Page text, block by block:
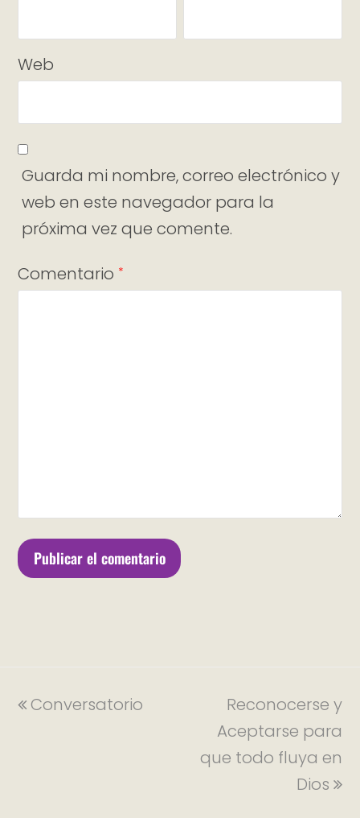
Web
Guarda mi nombre, correo electrónico y
web en este navegador para la
próxima vez que comente.
Comentario *
Conversatorio
Reconocerse y
Aceptarse para
que todo fluya en
Dios